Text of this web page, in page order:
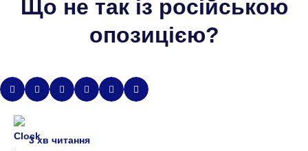
Що не так із російською
опозицією?
3 хв читання